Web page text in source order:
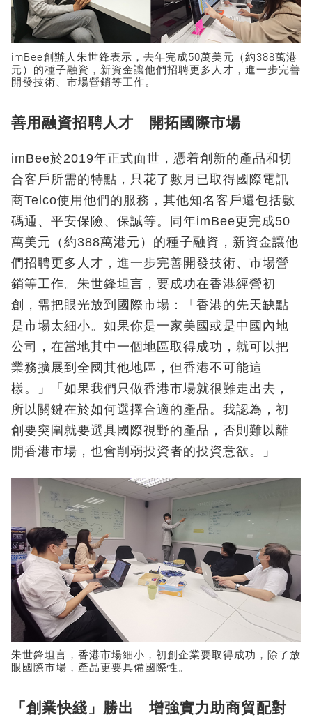
imBee創辦人朱世鋒表示，去年完成50萬美元（約388萬港
元）的種子融資，新資金讓他們招聘更多人才，進一步完善
開發技術、市場營銷等工作。
善用融資招聘人才 開拓國際市場
imBee於2019年正式面世，憑着創新的產品和切
合客戶所需的特點，只花了數月已取得國際電訊
商Telco使用他們的服務，其他知名客戶還包括數
碼通、平安保險、保誠等。同年imBee更完成50
萬美元（約388萬港元）的種子融資，新資金讓他
們招聘更多人才，進一步完善開發技術、市場營
銷等工作。朱世鋒坦言，要成功在香港經營初
創，需把眼光放到國際市場：「香港的先天缺點
是市場太細小。如果你是一家美國或是中國內地
公司，在當地其中一個地區取得成功，就可以把
業務擴展到全國其他地區，但香港不可能這
樣。」「如果我們只做香港市場就很難走出去，
所以關鍵在於如何選擇合適的產品。我認為，初
創要突圍就要選具國際視野的產品，否則難以離
開香港市場，也會削弱投資者的投資意欲。」
朱世鋒坦言，香港市場細小，初創企業要取得成功，除了放
眼國際市場，產品更要具備國際性。
「創業快綫」勝出 增強實力助商貿配對